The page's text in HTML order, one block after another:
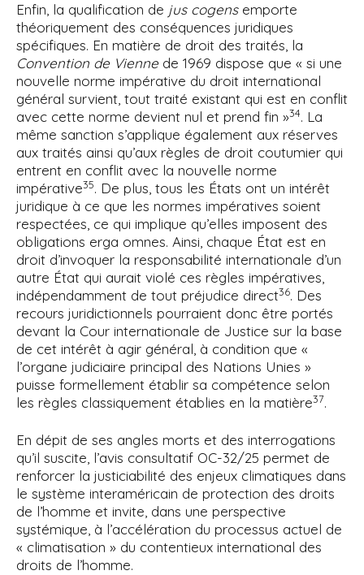
Enfin, la qualification de jus cogensemporte
théoriquement des conséquences juridiques
spécifiques. En matière de droit des traités, la
Convention de Vienne de 1969 dispose que « si une
nouvelle norme impérative du droit international
général survient, tout traité existant qui est en conflit
avec cette norme devient nul et prend fin »34. La
même sanction s’applique également aux réserves
aux traités ainsi qu’aux règles de droit coutumier qui
entrent en conflit avec la nouvelle norme
impérative35. De plus, tous les États ont un intérêt
juridique à ce que les normes impératives soient
respectées, ce qui implique qu’elles imposent des
obligations erga omnes. Ainsi, chaque État est en
droit d’invoquer la responsabilité internationale d’un
autre État qui aurait violé ces règles impératives,
indépendamment de tout préjudice direct36. Des
recours juridictionnels pourraient donc être portés
devant la Cour internationale de Justice sur la base
de cet intérêt à agir général, à condition que «
l’organe judiciaire principal des Nations Unies »
puisse formellement établir sa compétence selon
les règles classiquement établies en la matière37.
En dépit de ses angles morts et des interrogations
qu’il suscite, l’avis consultatif OC-32/25 permet de
renforcer la justiciabilité des enjeux climatiques dans
le système interaméricain de protection des droits
de l’homme et invite, dans une perspective
systémique, à l’accélération du processus actuel de
« climatisation » du contentieux international des
droits de l’homme.